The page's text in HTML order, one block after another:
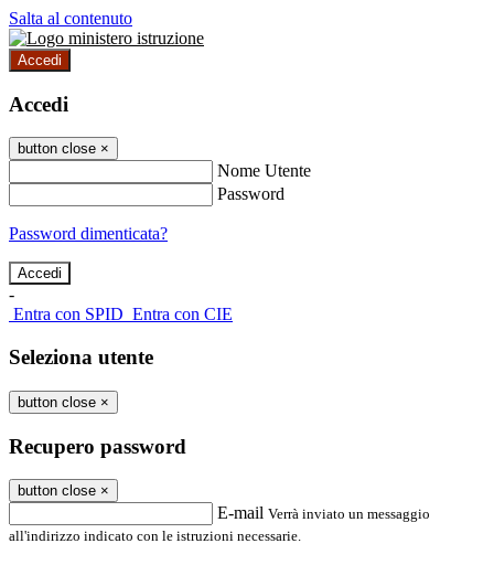
Salta al contenuto
Accedi
Accedi
button close ×
Nome Utente
Password
Password dimenticata?
-
Entra con SPID Entra con CIE
Seleziona utente
button close ×
Recupero password
button close ×
E-mail Verrà inviato un messaggio
all'indirizzo indicato con le istruzioni necessarie.